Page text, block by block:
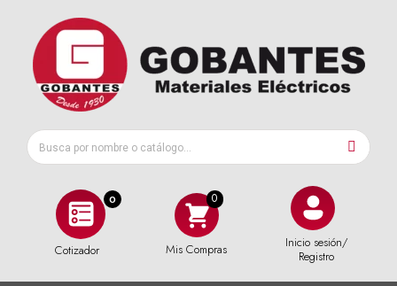
0
Cotizador Mis Compras
Inicio sesión/
Registro